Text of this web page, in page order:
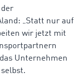
der
„Statt nur auf
wir jetzt mit
Unternehmen